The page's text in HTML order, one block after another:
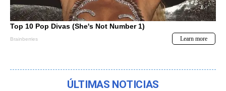
ÚLTIMAS NOTICIAS